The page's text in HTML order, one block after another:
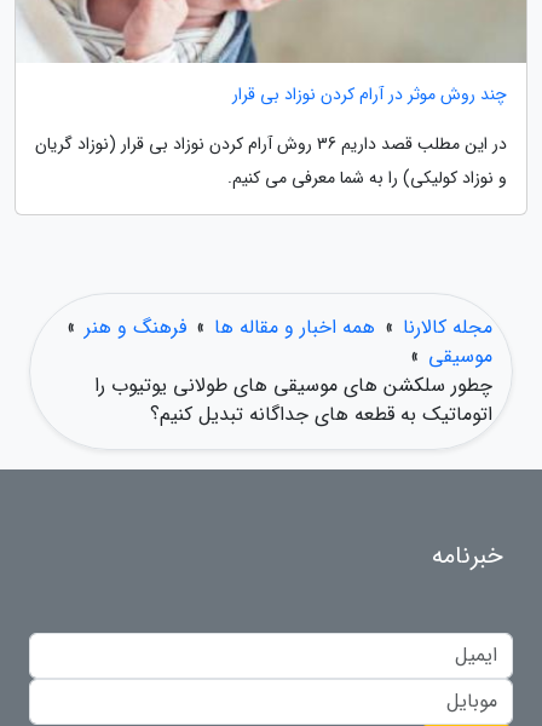
چند روش موثر در آرام کردن نوزاد بی قرار
در این مطلب قصد داریم 36 روش آرام کردن نوزاد بی قرار (نوزاد گریان
و نوزاد کولیکی) را به شما معرفی می کنیم.
مجله کالارنا » همه اخبار و مقاله ها » فرهنگ و هنر »
موسیقی »
چطور سلکشن های موسیقی های طولانی یوتیوب را
اتوماتیک به قطعه های جداگانه تبدیل کنیم؟
خبرنامه